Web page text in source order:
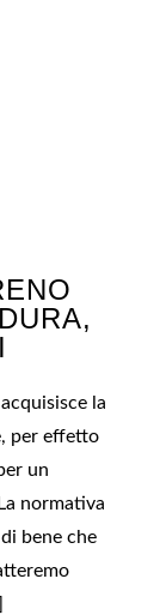
la
per effetto
un
normativa
bene che